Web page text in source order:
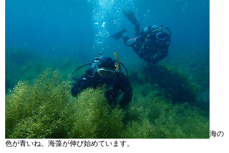
海の
色が青いね。海藻が伸び始めています。